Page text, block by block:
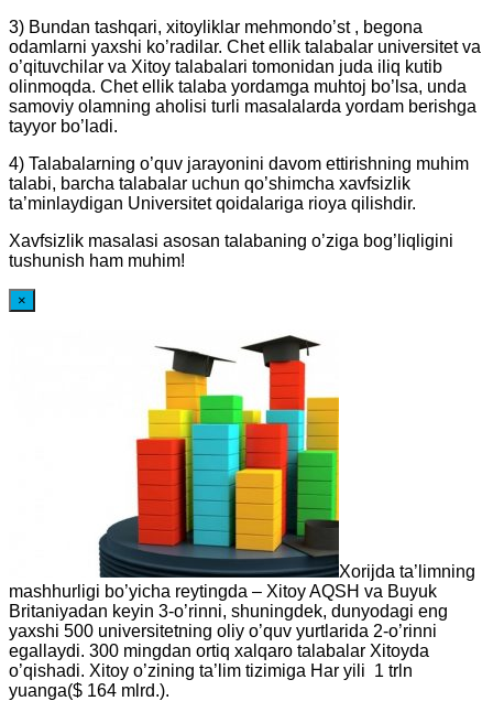
3) Bundan tashqari, xitoyliklar mehmondo’st , begona
odamlarni yaxshi ko’radilar. Chet ellik talabalar universitet va
o’qituvchilar va Xitoy talabalari tomonidan juda iliq kutib
olinmoqda. Chet ellik talaba yordamga muhtoj bo’lsa, unda
samoviy olamning aholisi turli masalalarda yordam berishga
tayyor bo’ladi.
4) Talabalarning o’quv jarayonini davom ettirishning muhim
talabi, barcha talabalar uchun qo’shimcha xavfsizlik
ta’minlaydigan Universitet qoidalariga rioya qilishdir.
Xavfsizlik masalasi asosan talabaning o’ziga bog’liqligini
tushunish ham muhim!
×
Xorijda ta’limning
mashhurligi bo’yicha reytingda – Xitoy AQSH va Buyuk
Britaniyadan keyin 3-o’rinni, shuningdek, dunyodagi eng
yaxshi 500 universitetning oliy o’quv yurtlarida 2-o’rinni
egallaydi. 300 mingdan ortiq xalqaro talabalar Xitoyda
o’qishadi. Xitoy o’zining ta’lim tizimiga Har yili 1 trln
yuanga($ 164 mlrd.).